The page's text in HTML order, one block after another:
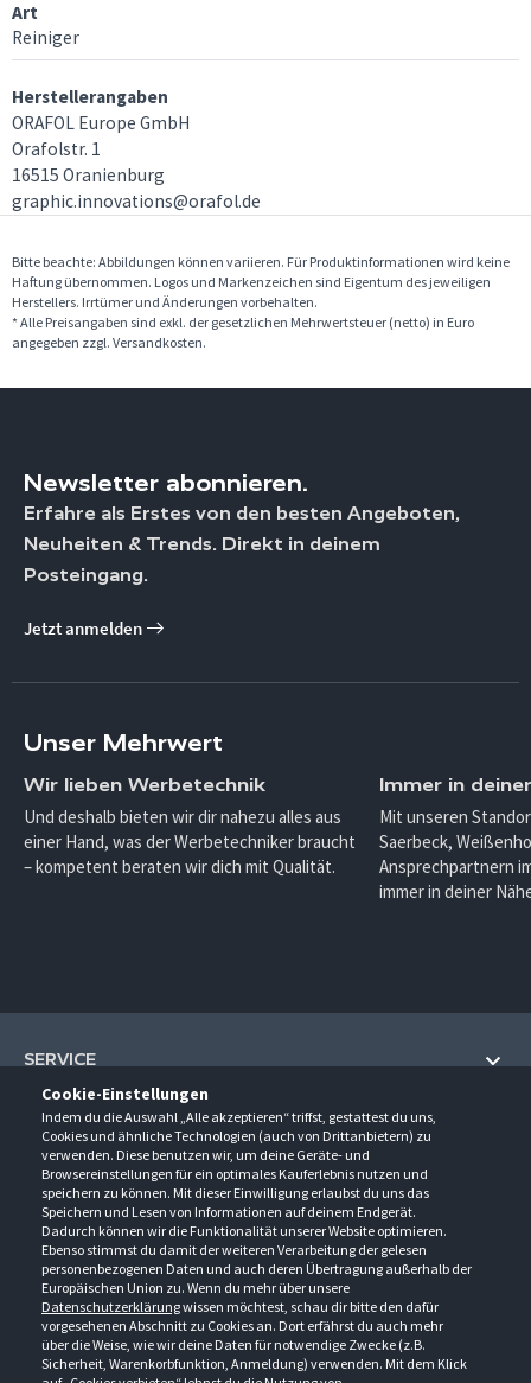
Cookie-Einstellungen
Indem du die Auswahl „Alle akzeptieren“ triffst, gestattest du uns,
Cookies und ähnliche Technologien (auch von Drittanbietern) zu
verwenden. Diese benutzen wir, um deine Geräte- und
Browsereinstellungen für ein optimales Kauferlebnis nutzen und
speichern zu können. Mit dieser Einwilligung erlaubst du uns das
Speichern und Lesen von Informationen auf deinem Endgerät.
Dadurch können wir die Funktionalität unserer Website optimieren.
Ebenso stimmst du damit der weiteren Verarbeitung der gelesen
personenbezogenen Daten und auch deren Übertragung außerhalb der
Europäischen Union zu. Wenn du mehr über unsere
Datenschutzerklärungwissen möchtest, schau dir bitte den dafür
vorgesehenen Abschnitt zu Cookies an. Dort erfährst du auch mehr
über die Weise, wie wir deine Daten für notwendige Zwecke (z.B.
Sicherheit, Warenkorbfunktion, Anmeldung) verwenden. Mit dem Klick
Art
Reiniger
Herstellerangaben
ORAFOL Europe GmbH
Orafolstr. 1
16515 Oranienburg
graphic.innovations@orafol.de
Bitte beachte: Abbildungen können variieren. Für Produktinformationen wird keine
Haftung übernommen. Logos und Markenzeichen sind Eigentum des jeweiligen
Herstellers. Irrtümer und Änderungen vorbehalten.
* Alle Preisangaben sind exkl. der gesetzlichen Mehrwertsteuer (netto) in Euro
angegeben zzgl. Versandkosten.
Newsletter abonnieren.
Erfahre als Erstes von den besten Angeboten,
Neuheiten & Trends. Direkt in deinem
Posteingang.
Jetzt anmelden
Unser Mehrwert
Wir lieben Werbetechnik
Und deshalb bieten wir dir nahezu alles aus
einer Hand, was der Werbetechniker braucht
– kompetent beraten wir dich mit Qualität.
Immer in
Mit unseren
Saerbeck,
Ansprechpartnern
immer in deiner
SERVICE
Hilfe und Information
Fragen und Antworten (FAQ)
Kontakt
Newsletter
Events
Downloads
Kataloge
UNTERNEHMEN
Über uns
Anfahrt
Ansprechpartner
Außendienstbesuch
Jobs & Ausbildung
Retouren/Reklamationen
KONTAKT
Gröner-Schulze GmbH
Sarirstraße 5
12529 Schönefeld
Berlin-Schönefeld: +49 30 68 29 54-0
Saerbeck: +49 2574 88750-0
Weißenhorn: +49 731 3982-0
ÖFFNUNGSZEITEN
Montag - Donnerstag
9:00 - 17:00
Freitag
9:00 - 15:00
FOLGE UNS